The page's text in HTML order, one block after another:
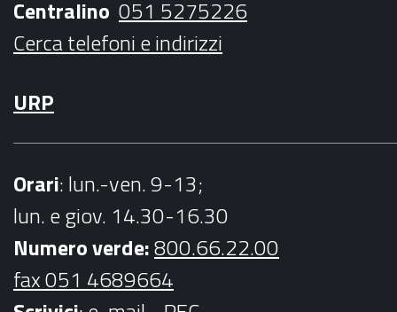
m
Centralino 051 5275226
Cerca telefoni e indirizzi
URP
Orari: lun.-ven. 9-13;
lun. e giov. 14.30-16.30
Numero verde:800.66.22.00
fax 051 4689664